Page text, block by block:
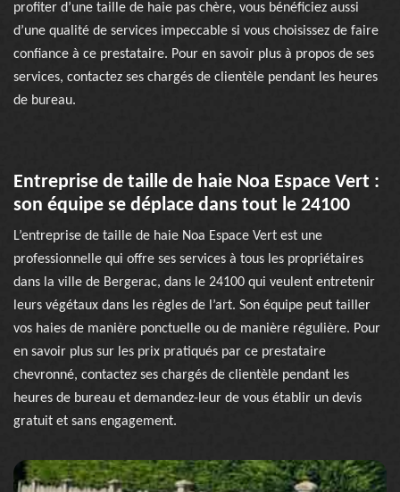
profiter d’une taille de haie pas chère, vous bénéficiez aussi
d’une qualité de services impeccable si vous choisissez de faire
confiance à ce prestataire. Pour en savoir plus à propos de ses
services, contactez ses chargés de clientèle pendant les heures
de bureau.
Entreprise de taille de haie Noa Espace Vert :
son équipe se déplace dans tout le 24100
L’entreprise de taille de haie Noa Espace Vert est une
professionnelle qui offre ses services à tous les propriétaires
dans la ville de Bergerac, dans le 24100 qui veulent entretenir
leurs végétaux dans les règles de l’art. Son équipe peut tailler
vos haies de manière ponctuelle ou de manière régulière. Pour
en savoir plus sur les prix pratiqués par ce prestataire
chevronné, contactez ses chargés de clientèle pendant les
heures de bureau et demandez-leur de vous établir un devis
gratuit et sans engagement.